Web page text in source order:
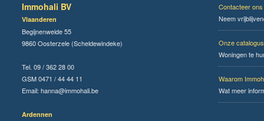
Immohali BV
Vlaanderen
Begijnenweide 55
9860 Oosterzele (Scheldewindeke)
Tel. 09 / 362 28 00
GSM 0471 / 44 44 11
Email: hanna@immohali.be
Ardennen
Contacteer ons
Neem
Onze catalogus
Woningen te
Waarom
Wat meer